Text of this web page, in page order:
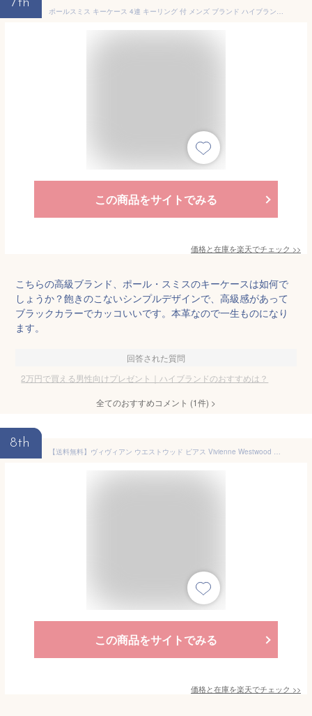
7th
ポールスミス キーケース 4連 キーリング 付 メンズ ブランド ハイブランド Paul Smith インセットストライプ 専用箱付 黒 ブラック 男性 紳士 本革 革 レザー 人気 おしゃれ かっこいい 20代 30代 40代 50代 ギフト プレゼント 父の日 PSQ153
この商品をサイトでみる
価格と在庫を楽天でチェック >>
こちらの高級ブランド、ポール・スミスのキーケースは如何で
しょうか？飽きのこないシンプルデザインで、高級感があって
ブラックカラーでカッコいいです。本革なので一生ものになり
ます。
回答された質問
2万円で買える男性向けプレゼント｜ハイブランドのおすすめは？
全てのおすすめコメント (1件) >
8th
【送料無料】ヴィヴィアン ウエストウッド ピアス Vivienne Westwood アクセサリー ビビアン 62010037-02P116 62010037-W110 724497B-1 ナノ ソリティア NANO SOLITAIRE EARRINGS PLATINUM スタッズ シルバー×クリア【ブランド】【プレゼント】【セール】
この商品をサイトでみる
価格と在庫を楽天でチェック >>